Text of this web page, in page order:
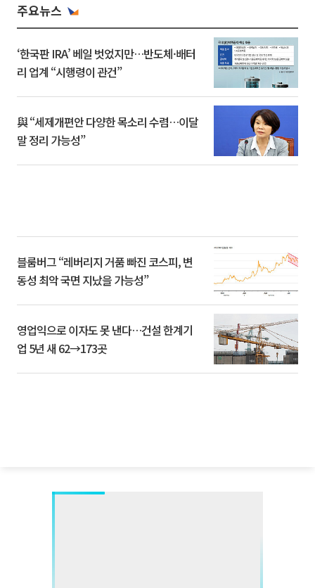
주요뉴스
‘한국판 IRA’ 베일 벗었지만…반도체·배터
리 업계 “시행령이 관건”
與 “세제개편안 다양한 목소리 수렴…이달
말 정리 가능성”
블룸버그 “레버리지 거품 빠진 코스피, 변
동성 최악 국면 지났을 가능성”
영업익으로 이자도 못 낸다…건설 한계기
업 5년 새 62→173곳